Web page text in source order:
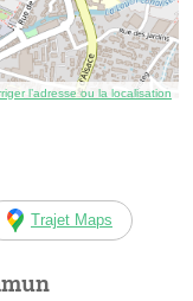
l’adresse ou la localisation
Trajet Maps